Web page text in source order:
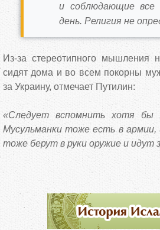
и соблюдающие все
день. Религия не
Из-за стереотипного мышления
сидят дома и во всем покорны
за Украину, отмечает Путилин:
«Следует вспомнить хотя бы
Мусульманки тоже есть в
тоже берут в руки оружие и